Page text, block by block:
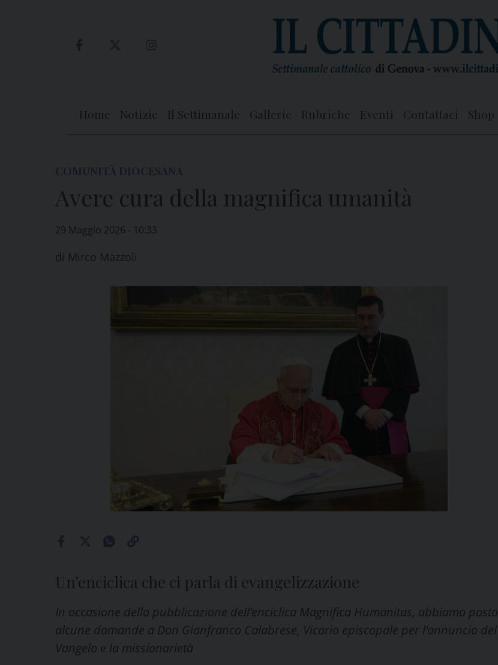
Home Notizie Il Settimanale Gallerie Rubriche Eventi Contattaci Shop
Avere cura della magnifica umanità
29 Maggio 2026 - 10:33
di Mirco Mazzoli
Un’enciclica che ci parla di evangelizzazione
In occasione della pubblicazione dell’enciclica Magnifica Humanitas, abbiamo posto
alcune domande a Don Gianfranco Calabrese, Vicario episcopale per l’annuncio del
Vangelo e la missionarietà